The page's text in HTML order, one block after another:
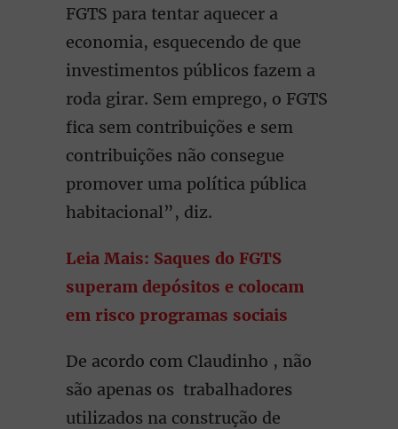
FGTS para tentar aquecer a
economia, esquecendo de que
investimentos públicos fazem a
roda girar. Sem emprego, o FGTS
fica sem contribuições e sem
contribuições não consegue
promover uma política pública
habitacional”, diz.
Leia Mais: Saques do FGTS
superam depósitos e colocam
em risco programas sociais
De acordo com Claudinho , não
são apenas os trabalhadores
utilizados na construção de